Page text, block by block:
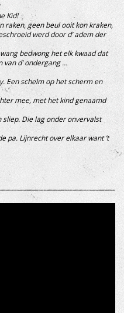
Kid!
raken, geen beul ooit kon kraken,
werd door d’ adem der
bedwong het elk kwaad dat
d’ ondergang …
Een schelm op het scherm en
mee, met het kind genaamd
Die lag onder onvervalst
pa. Lijnrecht over elkaar want ’t